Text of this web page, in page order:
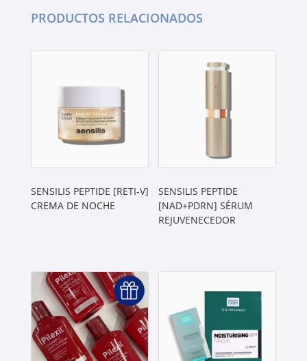
PRODUCTOS RELACIONADOS
SENSILIS PEPTIDE [RETI-V]
CREMA DE NOCHE
SENSILIS PEPTIDE
[NAD+PDRN] SÉRUM
REJUVENECEDOR